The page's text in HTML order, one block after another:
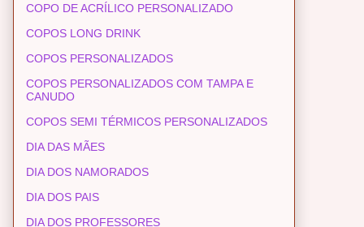
COPO DE ACRÍLICO PERSONALIZADO
COPOS LONG DRINK
COPOS PERSONALIZADOS
COPOS PERSONALIZADOS COM TAMPA E
CANUDO
COPOS SEMI TÉRMICOS PERSONALIZADOS
DIA DAS MÃES
DIA DOS NAMORADOS
DIA DOS PAIS
DIA DOS PROFESSORES